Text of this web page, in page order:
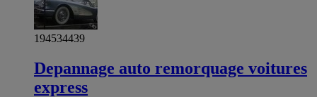
194534439
Depannage auto remorquage voitures
express